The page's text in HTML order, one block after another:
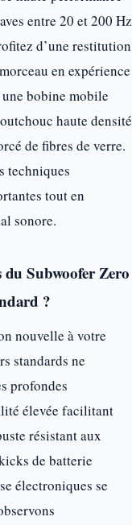
entre 20 et 200 Hz
d’une restitution
en expérience
bobine mobile
haute densité
de fibres de verre.
techniques
tout en
sonore.
Subwoofer Zero
?
nouvelle à votre
standards ne
profondes
élevée facilitant
résistant aux
de batterie
électroniques se